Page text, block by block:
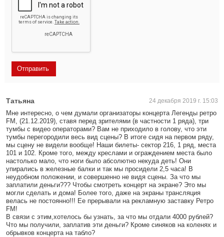
Татьяна 24 декабря 2019 г. 15:03
Мне интересно, о чем думали организаторы концерта Легенды ретро
FM, (21.12.2019), ставя перед зрителями (в частности 1 ряда), три
тумбы с видео операторами? Вам не приходило в голову, что эти
тумбы перегородили весь вид сцены? В итоге сидя на первом ряду,
мы сцену не видели вообще! Наши билеты- сектор 216, 1 ряд, места
101 и 102. Кроме того, между креслами и ограждением места было
настолько мало, что ноги было абсолютно некуда деть! Они
упирались в железные балки и так мы просидели 2,5 часа! В
неудобном положении, и совершенно не видя сцены. За что мы
заплатили деньги??? Чтобы смотреть концерт на экране? Это мы
могли сделать и дома! Более того, даже на экраны трансляция
велась не постоянно!!! Ее прерывали на рекламную заставку Ретро
FM!
В связи с этим,хотелось бы узнать, за что мы отдали 4000 рублей?
Что мы получили, заплатив эти деньги? Кроме синяков на коленях и
обрывков концерта на табло?